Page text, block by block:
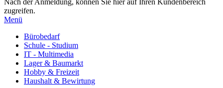
Nach der Anmeldung, können Sie hier auf Ihren Kundenbereich
zugreifen.
Menü
Bürobedarf
Schule - Studium
IT - Multimedia
Lager & Baumarkt
Hobby & Freizeit
Haushalt & Bewirtung